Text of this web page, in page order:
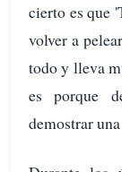
cierto es que
volver a
todo y lleva
es porque
demostrar